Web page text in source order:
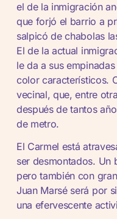
el de la inmigración
que forjó el barrio a
salpicó de chabolas
El de la actual
le da a sus
color característicos.
vecinal, que, entre
después de tantos
de metro.
El Carmel está
ser desmontados. Un
pero también con
Juan Marsé será por
una efervescente